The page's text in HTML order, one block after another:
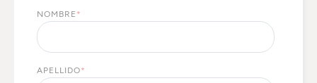
NOMBRE *
APELLIDO*